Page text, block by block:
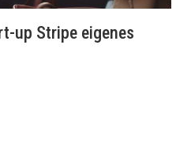
up Stripe eigenes